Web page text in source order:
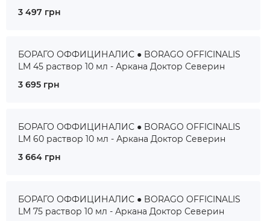
3 497 грн
БОРАГО ОФФИЦИНАЛИС ● BORAGO OFFICINALIS
LM 45 раствор 10 мл - Аркана Доктор Северин
3 695 грн
БОРАГО ОФФИЦИНАЛИС ● BORAGO OFFICINALIS
LM 60 раствор 10 мл - Аркана Доктор Северин
3 664 грн
БОРАГО ОФФИЦИНАЛИС ● BORAGO OFFICINALIS
LM 75 раствор 10 мл - Аркана Доктор Северин